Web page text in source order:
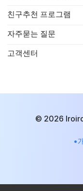
친구추천 프로그램
자주묻는 질문
고객센터
© 2026
•